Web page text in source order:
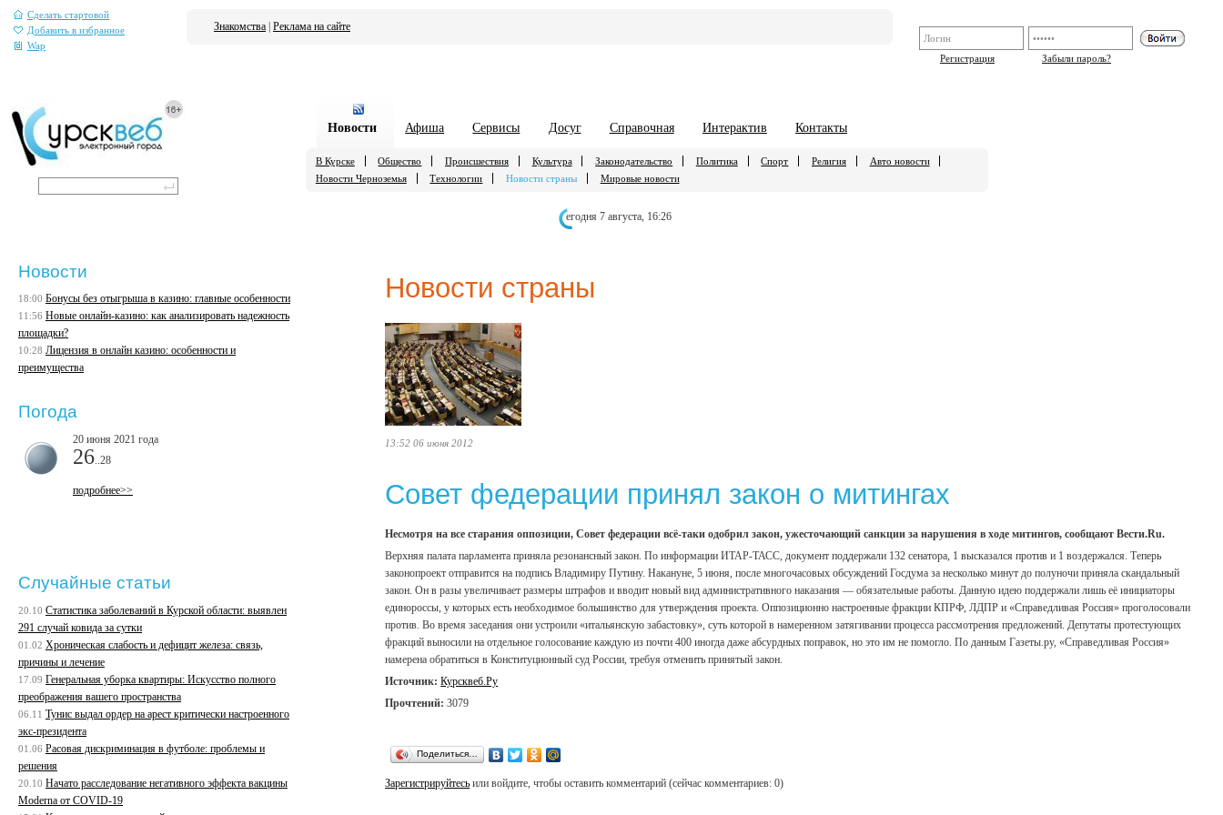
Сделать стартовой
Добавить в избранное
Wap
Регистрация
Забыли пароль?
Знакомства Реклама на сайте
Новости Афиша Сервисы Досуг Справочная Интерактив Контакты
В Курске Общество Происшествия Культура Законодательство Политика Спорт Религия
Авто новости
Новости Черноземья
Технологии Новости страны Мировые новости
егодня 7 августа, 16:26
Новости страны
13:52 06 июня 2012
Совет федерации принял закон о митингах
Несмотря на все старания оппозиции, Совет федерации всё-таки одобрил закон, ужесточающий санкции за нарушения в ходе митингов, сообщают Вести.Ru.
Верхняя палата парламента приняла резонансный закон. По информации ИТАР-ТАСС, документ поддержали 132 сенатора, 1 высказался против и 1 воздержался. Теперь
законопроект отправится на подпись Владимиру Путину. Накануне, 5 июня, после многочасовых обсуждений Госдума за несколько минут до полуночи приняла скандальный
закон. Он в разы увеличивает размеры штрафов и вводит новый вид административного наказания — обязательные работы. Данную идею поддержали лишь её инициаторы
единороссы, у которых есть необходимое большинство для утверждения проекта. Оппозиционно настроенные фракции КПРФ, ЛДПР и «Справедливая Россия» проголосовали
против. Во время заседания они устроили «итальянскую забастовку», суть которой в намеренном затягивании процесса рассмотрения предложений. Депутаты протестующих
фракций выносили на отдельное голосование каждую из почти 400 иногда даже абсурдных поправок, но это им не помогло. По данным Газеты.ру, «Справедливая Россия»
намерена обратиться в Конституционный суд России, требуя отменить принятый закон.
Источник: Курсквеб.Ру
Прочтений: 3079
Поделиться…
Зарегистрируйтесь или войдите, чтобы оставить комментарий (сейчас комментариев: 0)
Новости
18:00 Бонусы без отыгрыша в казино: главные особенности
11:56 Новые онлайн-казино: как анализировать надежность
площадки?
10:28 Лицензия в онлайн казино: особенности и
преимущества
Погода
20 июня 2021 года
26 ..28
подробнее>>
Случайные статьи
20.10 Статистика заболеваний в Курской области: выявлен
291 случай ковида за сутки
01.02 Хроническая слабость и дефицит железа: связь,
причины и лечение
17.09 Генеральная уборка квартиры: Искусство полного
преображения вашего пространства
06.11 Тунис выдал ордер на арест критически настроенного
экс-президента
01.06 Расовая дискриминация в футболе: проблемы и
решения
20.10 Начато расследование негативного эффекта вакцины
Moderna от COVID-19